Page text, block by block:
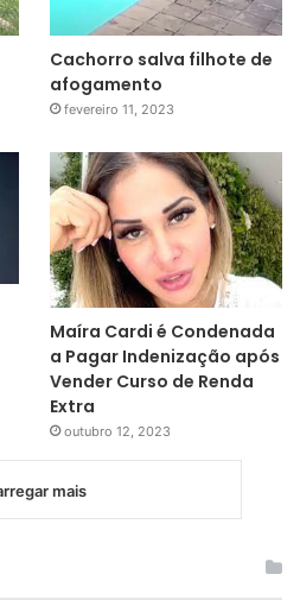
Cachorro salva filhote de
afogamento
fevereiro 11, 2023
Maíra Cardi é Condenada
a Pagar Indenização após
Vender Curso de Renda
Extra
outubro 12, 2023
mais